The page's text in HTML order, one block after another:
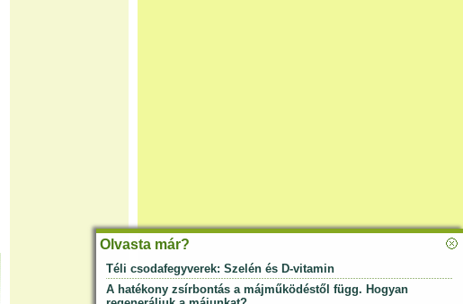
Olvasta már?
Téli csodafegyverek: Szelén és D-vitamin
A hatékony zsírbontás a májműködéstől függ. Hogyan